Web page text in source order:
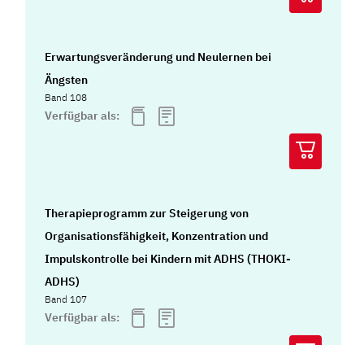
Erwartungsveränderung und Neulernen bei
Ängsten
Band 108
Verfügbar als:
Therapieprogramm zur Steigerung von
Organisationsfähigkeit, Konzentration und
Impulskontrolle bei Kindern mit ADHS (THOKI-
ADHS)
Band 107
Verfügbar als: